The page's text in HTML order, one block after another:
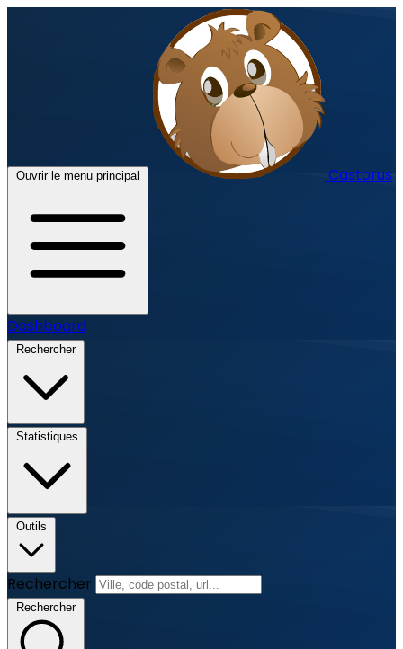
Ouvrir le menu principal Castorus
Dashboard
Rechercher
Statistiques
Outils
Rechercher
Rechercher